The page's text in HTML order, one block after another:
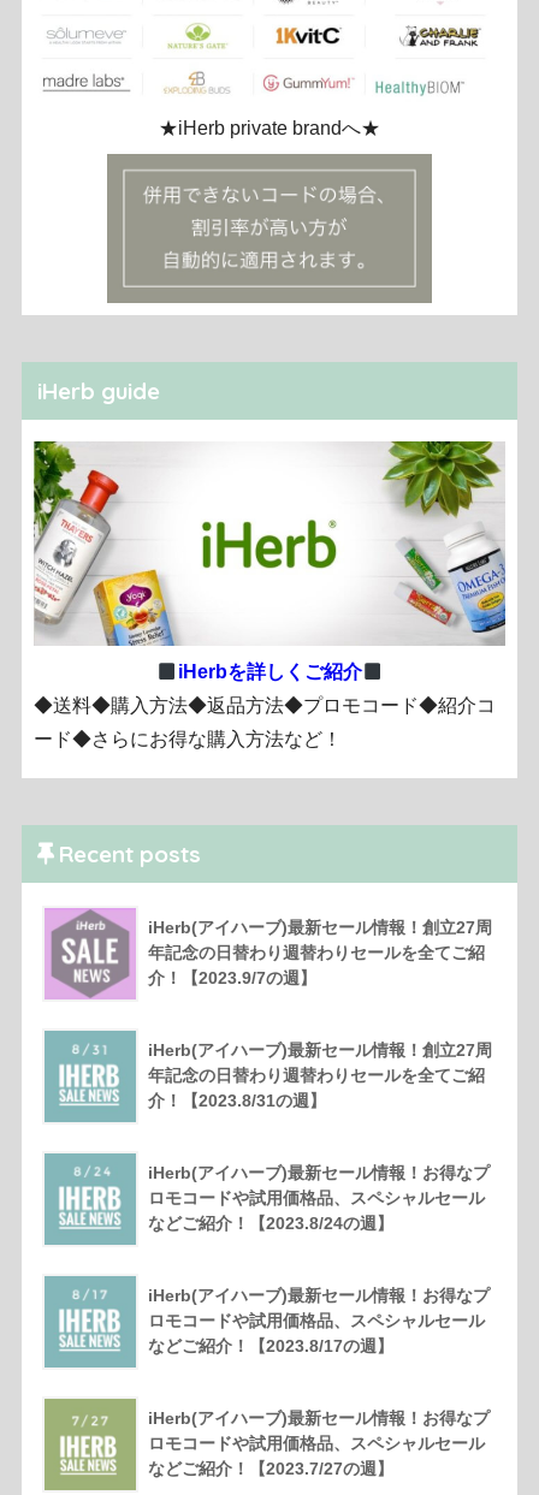
★iHerb private brandへ★
iHerb guide
iHerbを詳しくご紹介
◆送料◆購入方法◆返品方法◆プロモコード◆紹介コ
ード◆さらにお得な購入方法など！
Recent posts
iHerb(アイハーブ)最新セール情報！創立27周
年記念の日替わり週替わりセールを全てご紹
介！【2023.9/7の週】
iHerb(アイハーブ)最新セール情報！創立27周
年記念の日替わり週替わりセールを全てご紹
介！【2023.8/31の週】
iHerb(アイハーブ)最新セール情報！お得なプ
ロモコードや試用価格品、スペシャルセール
などご紹介！【2023.8/24の週】
iHerb(アイハーブ)最新セール情報！お得なプ
ロモコードや試用価格品、スペシャルセール
などご紹介！【2023.8/17の週】
iHerb(アイハーブ)最新セール情報！お得なプ
ロモコードや試用価格品、スペシャルセール
などご紹介！【2023.7/27の週】